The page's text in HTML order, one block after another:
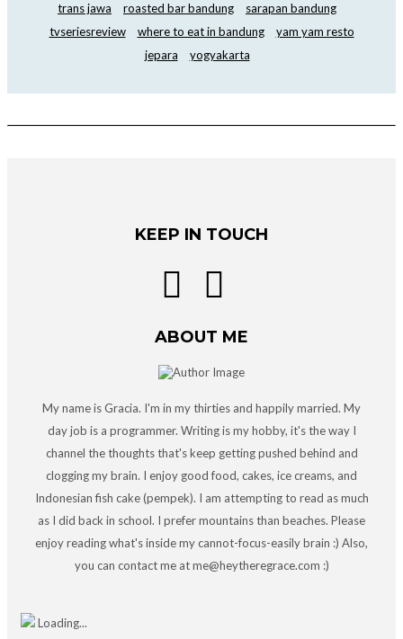
trans jawa
roasted bar bandung
sarapan bandung
tvseriesreview
where to eat in bandung
yam yam resto
jepara
yogyakarta
KEEP IN TOUCH
ABOUT ME
My name is Gracia. I'm in my thirties and happily married. My
day job is a programmer. Writing is my hobby, it's the way I
channel the thoughts that's keep getting pushed behind and
clogging my brain. I enjoy good food, cakes, ice creams, and
Indonesian fish cake (pempek). I am attempting to read as much
as I did back in school. I prefer mountains than beaches. Please
enjoy reading what's inside my cannot-focus-easily brain :) Also,
you can contact me at me@heytheregrace.com :)
Loading...